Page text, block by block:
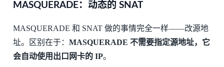
MASQUERADE：动态的 SNAT
MASQUERADE 和 SNAT 做的事情完全一样——改源地
址。区别在于： MASQUERADE 不需要指定源地址，它
会自动使用出口网卡的 IP。